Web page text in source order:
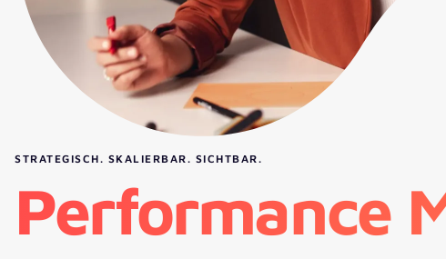
STRATEGISCH. SKALIERBAR. SICHTBAR.
Performance